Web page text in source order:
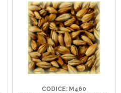
CODICE: M460